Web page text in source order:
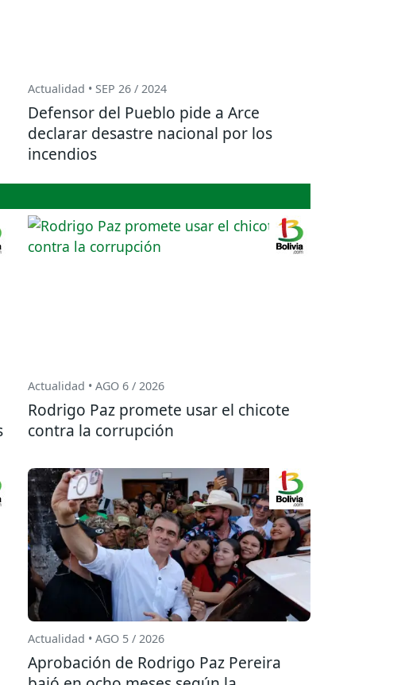
Actualidad • SEP 26 / 2024
Defensor del Pueblo pide a Arce
declarar desastre nacional por los
incendios
Actualidad • AGO 6 / 2026
Rodrigo Paz promete usar el chicote
contra la corrupción
Actualidad • AGO 5 / 2026
Aprobación de Rodrigo Paz Pereira